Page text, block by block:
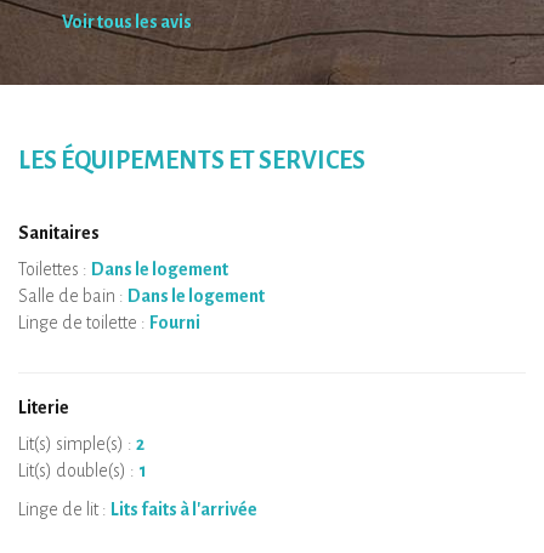
Voir tous les avis
LES ÉQUIPEMENTS ET SERVICES
Sanitaires
Toilettes : Dans le logement
Salle de bain : Dans le logement
Linge de toilette : Fourni
Literie
Lit(s) simple(s) : 2
Lit(s) double(s) : 1
Linge de lit : Lits faits à l'arrivée